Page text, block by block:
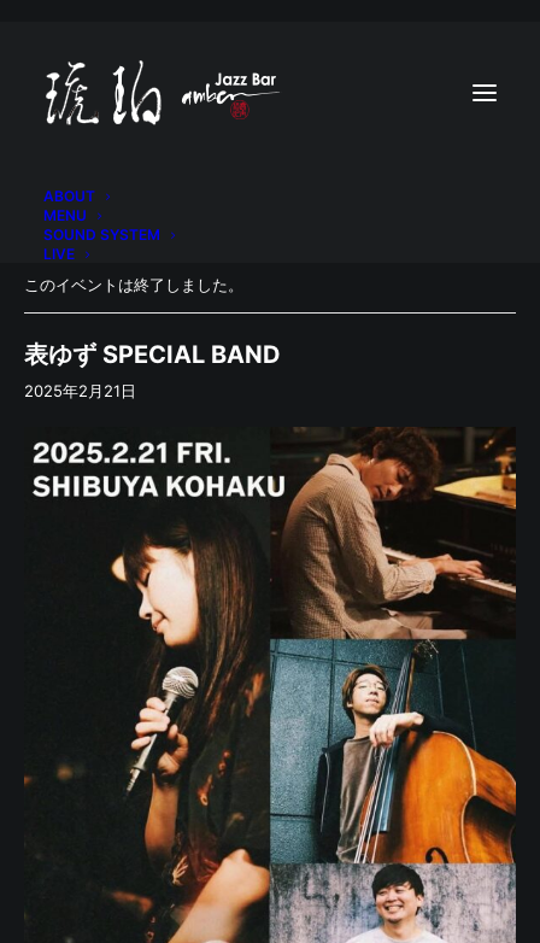
ABOUT
MENU
SOUND SYSTEM
LIVE
このイベントは終了しました。
表ゆず SPECIAL BAND
2025年2月21日